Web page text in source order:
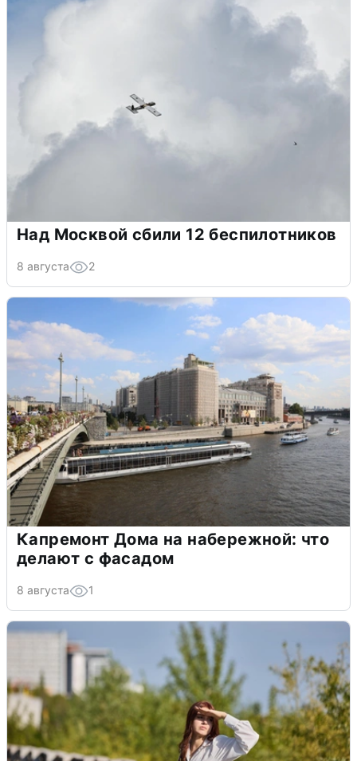
Над Москвой сбили 12 беспилотников
8 августа 2
Капремонт Дома на набережной: что
делают с фасадом
8 августа 1